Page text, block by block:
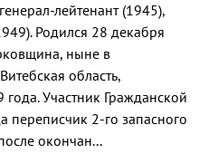
лейтенант (1945),
Родился 28 декабря
ныне в
область,
Участник Гражданской
переписчик 2-го запасного
окончан...